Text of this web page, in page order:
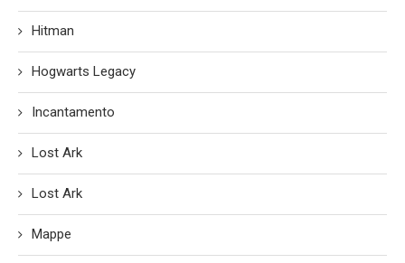
Hitman
Hogwarts Legacy
Incantamento
Lost Ark
Lost Ark
Mappe